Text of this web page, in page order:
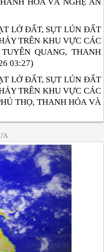
HÓA VÀ NGHỆ AN
LỞ ĐẤT, SỤT LÚN ĐẤT
TRÊN KHU VỰC CÁC
QUANG, THANH
03:27)
LỞ ĐẤT, SỤT LÚN ĐẤT
TRÊN KHU VỰC CÁC
THỌ, THANH HÓA VÀ